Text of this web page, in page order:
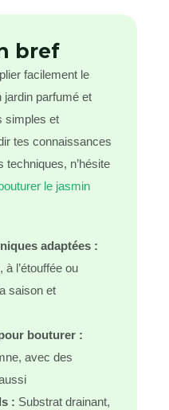
bref
facilement le
jardin parfumé et
simples et
tes connaissances
n’hésite
le jasmin
adaptées :
à l’étouffée ou
saison et
bouturer :
avec des
: Substrat drainant,